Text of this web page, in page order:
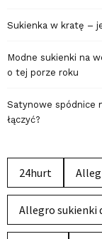
Sukienka w kratę –
Modne sukienki na
o tej porze roku
Satynowe spódnice
łączyć?
24hurt
Allegro sukienki